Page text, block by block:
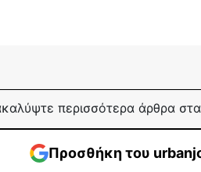
περισσότερα άρθρα
Προσθήκη του